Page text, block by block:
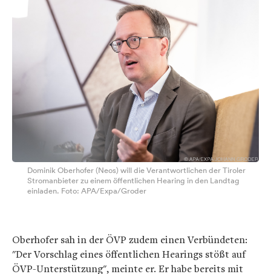
Dominik Oberhofer (Neos) will die Verantwortlichen der Tiroler
Stromanbieter zu einem öffentlichen Hearing in den Landtag
einladen. Foto: APA/Expa/Groder
Oberhofer sah in der ÖVP zudem einen Verbündeten:
"Der Vorschlag eines öffentlichen Hearings stößt auf
ÖVP-Unterstützung", meinte er. Er habe bereits mit